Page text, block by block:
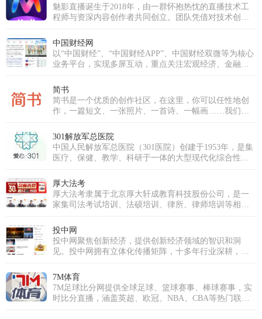
魅影直播诞生于2018年，由一群怀抱热忱的直播技术工
程师与资深内容创作者共同创立。团队凭借对技术创新
式，打造一个真正以用户需求为核心、强调互动与社区
归属感的优质平台。历经多年深耕与发展，魅影直播已
成功跻身国内优秀的泛娱乐直播平台行列。我们不仅拥
有超过十万级的庞大注册用户群体，更汇聚了逾万名才
等多个领域。魅影直播的使命是构建一个真正开放、包
容且充满创新活力的直播生态系统。我们致力于打破界
限，让每一个独特的个体都能在此安全、自如地表达，
并最终将热爱转化为个人价值与成长。魅影直播的愿景
是成为全球互动娱乐领域的引领者。为此，我们将持续
推动前沿技术应用，深耕魅影直播APP免费版下载安装，
体验。
中国财经网
以“中国财经”、“中国财经APP”、中国财经双微等为核心
业务平台，实现多屏互动，重点关注宏观经济、金融、
效、专业、全面的财经信息及综合类服务。
简书
简书是一个优质的创作社区，在这里，你可以任性地创
作，一篇短文、一张照片、一首诗、一幅画……我们相
301解放军总医院
中国人民解放军总医院（301医院）创建于1953年，是集
医疗、保健、教学、科研于一体的大型现代化综合性医
重要保健基地，承担军委、总部等多个体系单位、官兵
的医疗保健和各军区、军兵种转诊、后送的疑难病诊治
任务。医院同时又是解放军医学院，以研究生教育为
主，是全军唯一一所医院办学单位。
厚大法考
厚大法考隶属于北京厚大轩成教育科技股份公司，是一
家集司法考试培训、法硕培训、律所、律师培训等相关
式，各友商效仿引入免费模式，让法考行业实现对学员
的教育资源共享 。2016年，厚大股份挂牌上市。2017
年，随着多位名师的加入，以及厚大各职能部门的协
作，厚大组成了行业学院派名师阵容。厚大罗翔老师在
法考图书发行量已经突破一千万册，免费课件播放量达
一亿次 。
投中网
投中网聚焦创新经济，提供创新经济领域的智识和洞
见。投中网拥有立体化传播矩阵，十多年行业深耕，为
私募股权投资行业和新商业领域均拥有权威影响力。投
中网拥有商业深度、商业故事、资本市场、健康、教
育、5G、汽车、消费、人工智能、Vtalk、投等舱、创投
百科等多个频道和品牌栏目，投中网在投资中国、投资
7M体育
7M足球比分网提供全球足球、篮球赛事、棒球赛事，实
时比分直播，涵盖英超、欧冠、NBA、CBA等热门联赛